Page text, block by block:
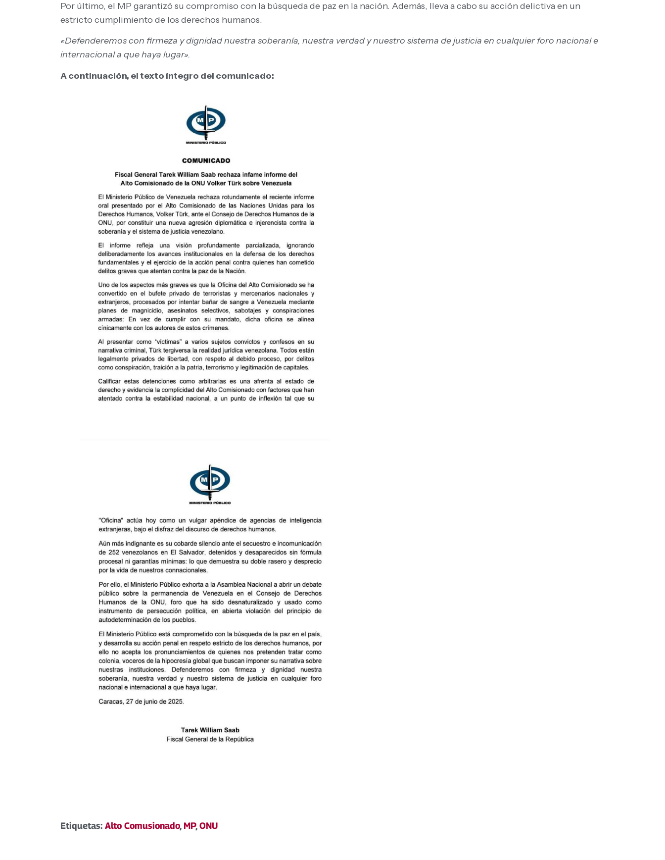
Por último, el MP garantizó su compromiso con la búsqueda de paz en la nación. Además, lleva a cabo su acción delictiva en un
estricto cumplimiento de los derechos humanos.
«Defenderemos con firmeza y dignidad nuestra soberanía, nuestra verdad y nuestro sistema de justicia en cualquier foro nacional e
internacional a que haya lugar».
A continuación, el texto íntegro del comunicado:
Etiquetas: Alto Comusionado, MP,ONU